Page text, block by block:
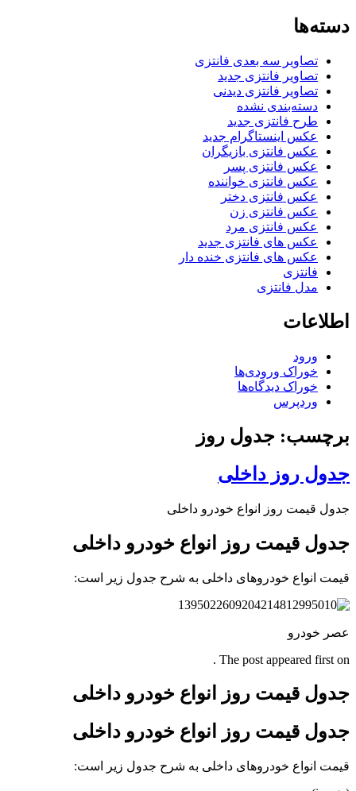
دسته‌ها
تصاویر سه بعدی فانتزی
تصاویر فانتزی جدید
تصاویر فانتزی دیدنی
دسته‌بندی نشده
طرح فانتزی جدید
عکس اینستاگرام جدید
عکس فانتزی بازیگران
عکس فانتزی پسر
عکس فانتزی خواننده
عکس فانتزی دختر
عکس فانتزی زن
عکس فانتزی مرد
عکس های فانتزی جدید
عکس های فانتزی خنده دار
فانتزی
مدل فانتزی
اطلاعات
ورود
خوراک ورودی‌ها
خوراک دیدگاه‌ها
وردپرس
برچسب: جدول روز
جدول روز داخلی
جدول قیمت روز انواع خودرو داخلی
جدول قیمت روز انواع خودرو داخلی
قیمت انواع خودروهای داخلی به شرح جدول زیر است:
عصر خودرو
The post appeared first on .
جدول قیمت روز انواع خودرو داخلی
جدول قیمت روز انواع خودرو داخلی
قیمت انواع خودروهای داخلی به شرح جدول زیر است: